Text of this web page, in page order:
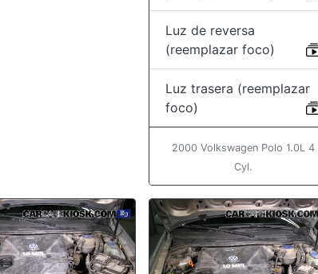
Luz de reversa
(reemplazar foco)
Luz trasera (reemplazar
foco)
2000 Volkswagen Polo 1.0L 4
Cyl.